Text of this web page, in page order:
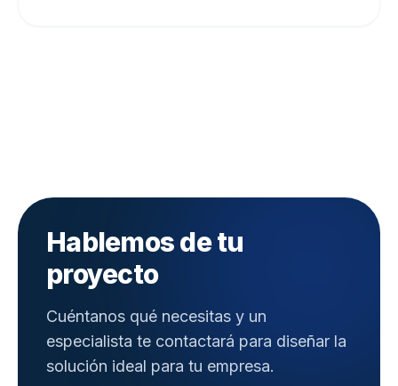
Hablemos de tu
proyecto
Cuéntanos qué necesitas y un
especialista te contactará para diseñar la
solución ideal para tu empresa.